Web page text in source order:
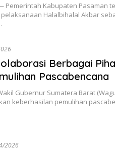
Pemerintah Kabupaten Pasaman
Halalbihalal Akbar
Berbagai
Pascabencana
Gubernur Sumatera Barat
keberhasilan pemulihan
2026